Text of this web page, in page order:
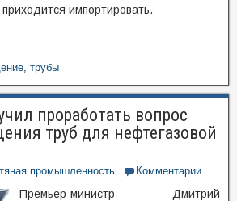
импортировать.
, трубы
проработать вопрос
труб для нефтегазовой
промышленность Комментарии
Премьер-министр Дмитрий